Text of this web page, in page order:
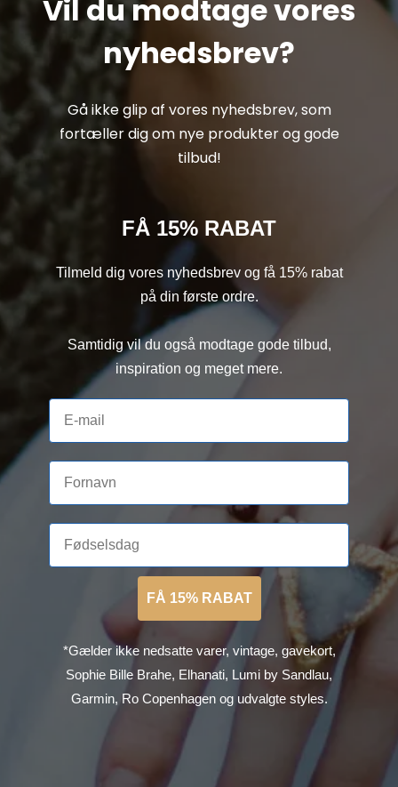
Vil du modtage vores
nyhedsbrev?
Gå ikke glip af vores nyhedsbrev, som
fortæller dig om nye produkter og gode
tilbud!
FÅ 15% RABAT
Tilmeld dig vores nyhedsbrev og få 15% rabat
på din første ordre.
Samtidig vil du også modtage gode tilbud,
inspiration og meget mere.
FÅ 15% RABAT
*Gælder ikke nedsatte varer, vintage, gavekort,
Sophie Bille Brahe, Elhanati, Lumi by Sandlau,
Garmin, Ro Copenhagen og udvalgte styles.